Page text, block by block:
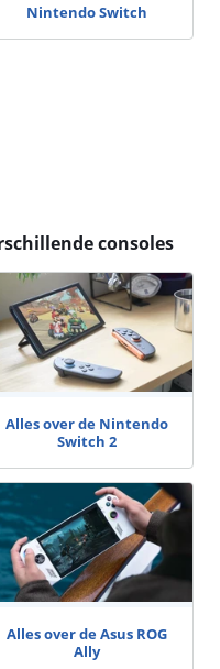
Nintendo Switch
consoles
Alles over de Nintendo
Switch 2
Alles over de Asus ROG
Ally